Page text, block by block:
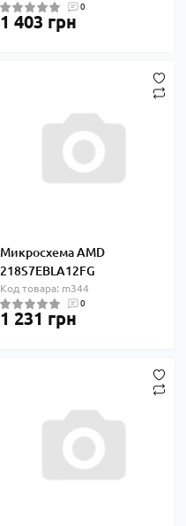
0
1 403 грн
Микросхема AMD
218S7EBLA12FG
Код товара: m344
0
1 231 грн